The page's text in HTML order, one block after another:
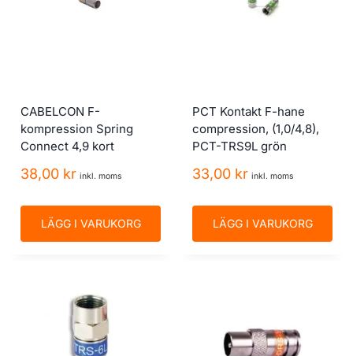
CABELCON F-
kompression Spring
Connect 4,9 kort
38,00 kr inkl. moms
LÄGG I VARUKORG
PCT Kontakt F-hane
compression, (1,0/4,8),
PCT-TRS9L grön
33,00 kr inkl. moms
LÄGG I VARUKORG